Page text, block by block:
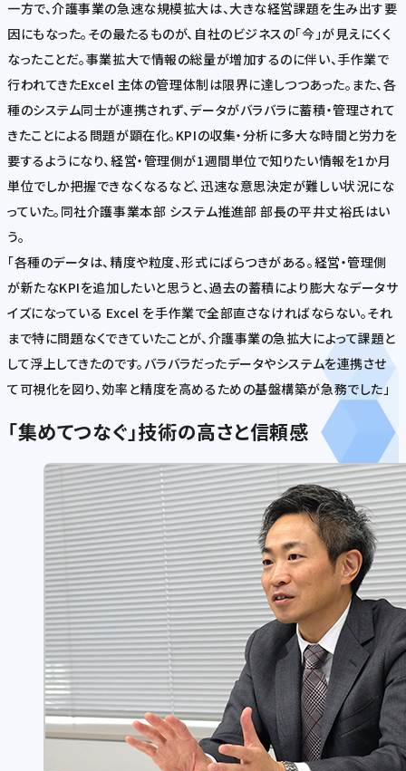
一方で、介護事業の急速な規模拡大は、大きな経営課題を生み出す要
因にもなった。その最たるものが、自社のビジネスの「今」が見えにくく
なったことだ。事業拡大で情報の総量が増加するのに伴い、手作業で
行われてきたExcel 主体の管理体制は限界に達しつつあった。また、各
種のシステム同士が連携されず、データがバラバラに蓄積・管理されて
きたことによる問題が顕在化。KPIの収集・分析に多大な時間と労力を
要するようになり、経営・管理側が1週間単位で知りたい情報を1か月
単位でしか把握できなくなるなど、迅速な意思決定が難しい状況にな
っていた。同社介護事業本部 システム推進部 部長の平井丈裕氏はい
う。
「各種のデータは、精度や粒度、形式にばらつきがある。経営・管理側
が新たなKPIを追加したいと思うと、過去の蓄積により膨大なデータサ
イズになっている Excel を手作業で全部直さなければならない。それ
まで特に問題なくできていたことが、介護事業の急拡大によって課題と
して浮上してきたのです。バラバラだったデータやシステムを連携させ
て可視化を図り、効率と精度を高めるための基盤構築が急務でした」
「集めてつなぐ」技術の高さと信頼感